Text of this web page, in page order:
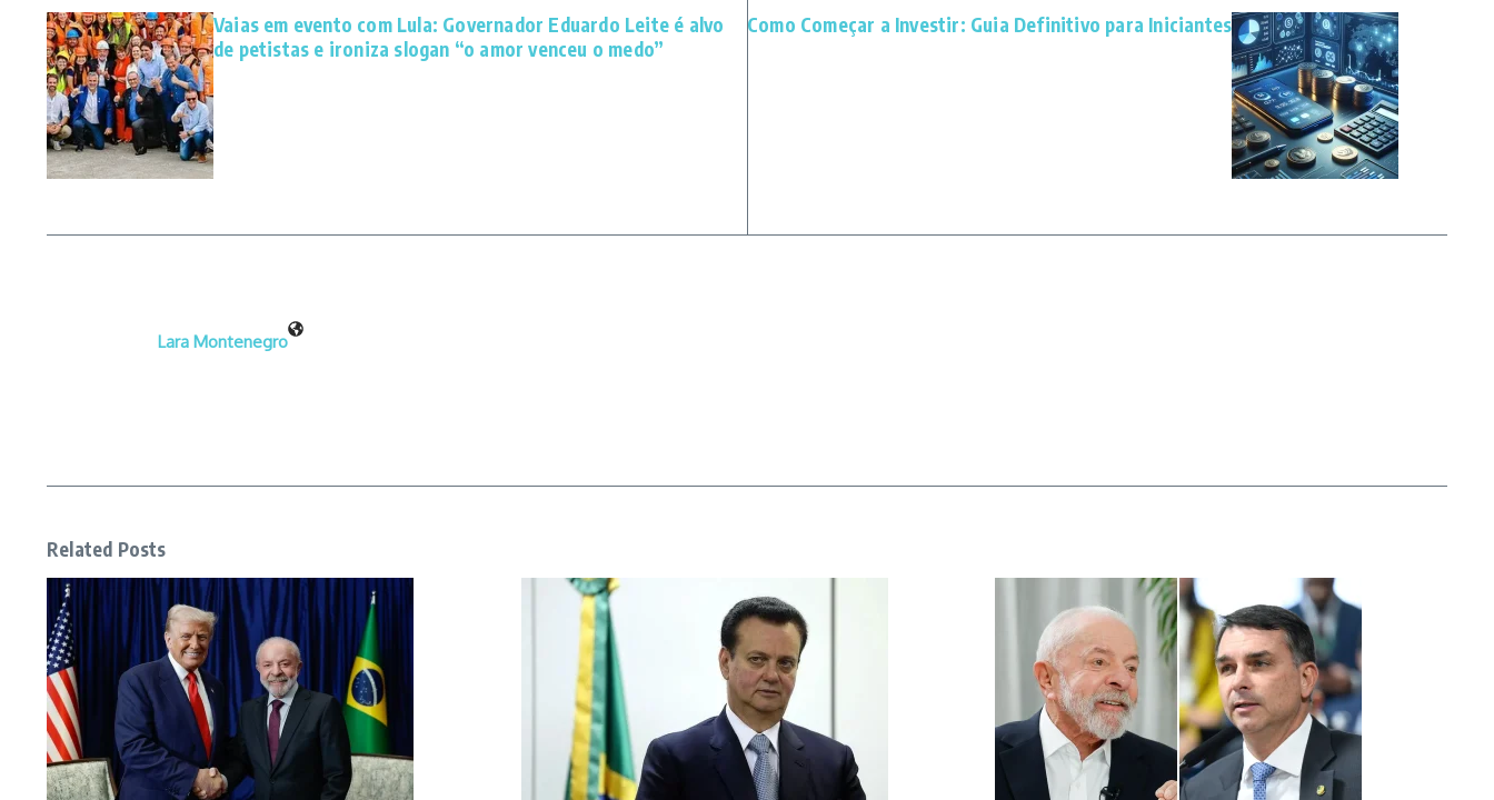
Vaias em evento com Lula: Governador Eduardo Leite é alvo
de petistas e ironiza slogan “o amor venceu o medo”
Como Começar a Investir: Guia Definitivo para Iniciantes
Lara Montenegro
Related Posts